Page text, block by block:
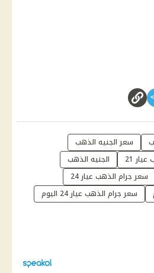
سعر الجنيه الذهب
21
الجنيه الذهب
سعر جرام الذهب عيار 24
سعر جرام الذهب عيار 24 اليوم